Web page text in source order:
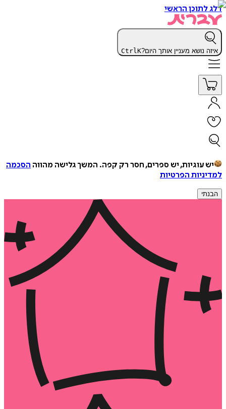
דלג לתוכן הראשי
איזה נושא מעניין אותך היום? CtrlK
יש עוגיות, יש ספרים, חסר רק קפה. המשך גלישה מהווה הסכמה
למדיניות הפרטיות
הבנתי